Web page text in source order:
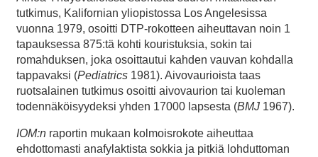
tutkimus, Kalifornian yliopistossa Los Angelesissa
vuonna 1979, osoitti DTP-rokotteen aiheuttavan noin 1
tapauksessa 875:tä kohti kouristuksia, sokin tai
romahduksen, joka osoittautui kahden vauvan kohdalla
tappavaksi (Pediatrics 1981). Aivovaurioista taas
ruotsalainen tutkimus osoitti aivovaurion tai kuoleman
todennäköisyydeksi yhden 17000 lapsesta (BMJ 1967).
IOM:n raportin mukaan kolmoisrokote aiheuttaa
ehdottomasti anafylaktista sokkia ja pitkiä lohduttoman